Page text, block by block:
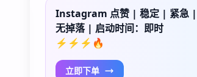
Instagram 点赞 | 稳定 | 紧急 |
无掉落 | 启动时间：即时
⚡⚡⚡🔥
立即下单